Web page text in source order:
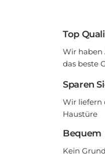
Top
Wir haben
das beste
Sparen
Wir liefern
Haustüre
Bequem
Kein